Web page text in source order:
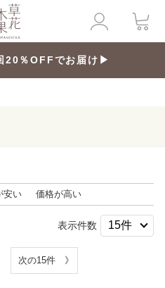
20％OFFでお届け▶
安い 価格が高い
表示件数
次の15件 》